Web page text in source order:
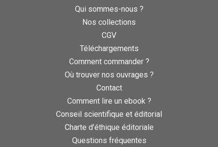
Qui sommes-nous ?
Nos collections
CGV
Téléchargements
Comment commander ?
Où trouver nos ouvrages ?
Contact
Comment lire un ebook ?
Conseil scientifique et éditorial
Charte d’éthique éditoriale
Questions fréquentes